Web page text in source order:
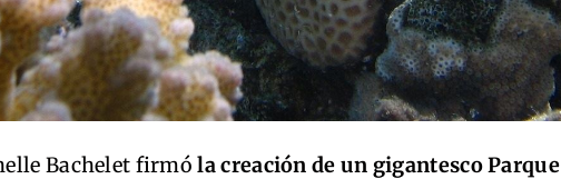
Bachelet firmóla creación de un gigantesco Parque